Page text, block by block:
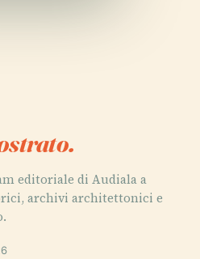
editoriale di Audiala a
archivi architettonici e